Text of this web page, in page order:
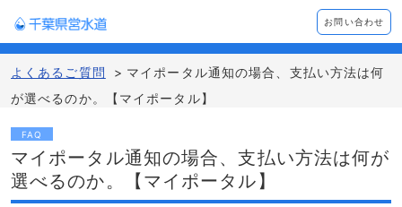
お問い合わせ
よくあるご質問 > マイポータル通知の場合、支払い方法は何
が選べるのか。【マイポータル】
FAQ
マイポータル通知の場合、支払い方法は何が
選べるのか。【マイポータル】